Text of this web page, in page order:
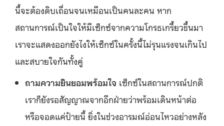
นี้จะต้องดิบเถื่อนจนเหมือนเป็นคนละคน หาก
สถานการณ์เป็นใจให้มีเซ็กซ์จากความโกรธเกรี้ยวขึ้นมา
เราจะแสดงออกยังไงให้เซ็กซ์ในครั้งนี้ไม่รุนแรงจนเกินไป
และสบายใจกันทั้งคู่
ถามความยินยอมพร้อมใจ เซ็กซ์ในสถานการณ์ปกติ
เราก็ยังรอสัญญาณจากอีกฝ่ายว่าพร้อมเดินหน้าต่อ
หรือจอดแค่ป้ายนี้ ยิ่งในช่วงอารมณ์อ่อนไหวอย่างหลัง